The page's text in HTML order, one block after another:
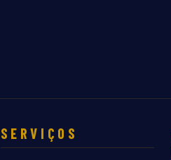
SERVIÇOS